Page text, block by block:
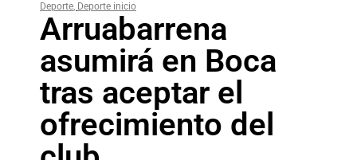
Deporte, Deporte inicio
Arruabarrena
asumirá en Boca
tras aceptar el
ofrecimiento del